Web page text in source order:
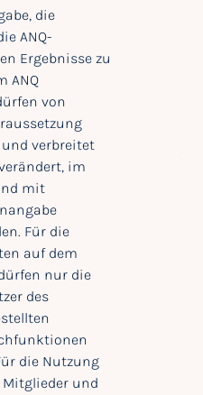
die
ANQ-
Ergebnisse zu
ANQ
von
verbreitet
im
mit
Für die
auf dem
nur die
des
die Nutzung
und